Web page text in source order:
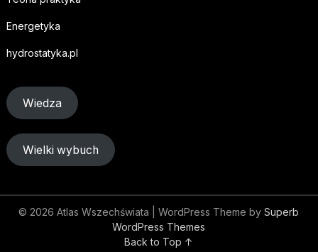
Energetyka
hydrostatyka.pl
Wiedza
Wielki wybuch
© 2026 Atlas Wszechświata | WordPress Theme bySuperb
WordPress Themes
Back to Top ↑